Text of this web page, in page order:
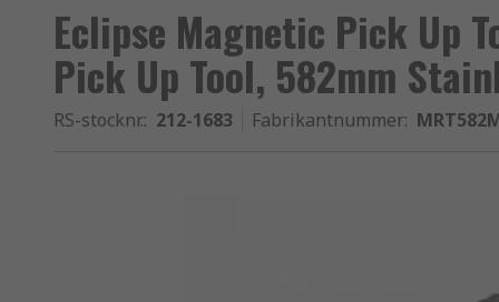
Eclipse Magnetic Pick Up
Pick Up Tool, 582mm
RS-stocknr.: 212-1683 Fabrikantnummer: